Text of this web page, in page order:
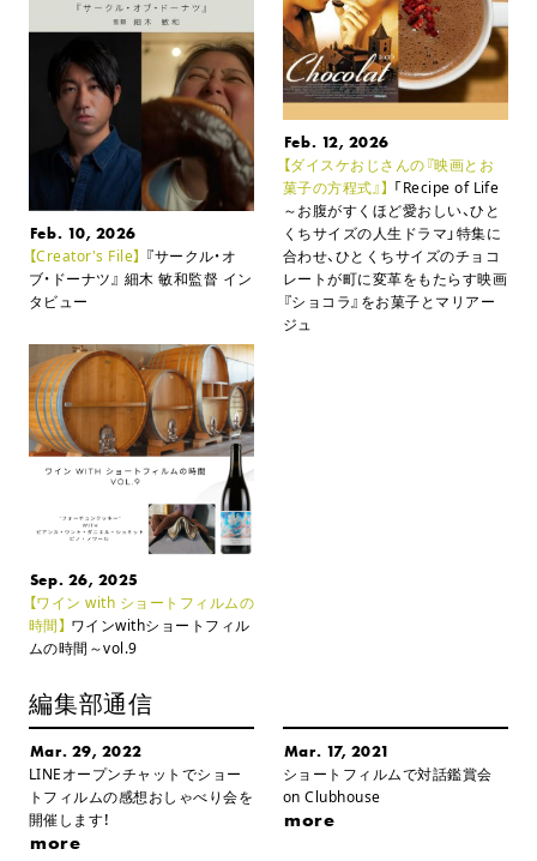
Feb. 12, 2026
【ダイスケおじさんの『映画とお
菓子の方程式』】 「Recipe of Life
～お腹がすくほど愛おしい、ひと
くちサイズの人生ドラマ」特集に
合わせ、ひとくちサイズのチョコ
レートが町に変革をもたらす映画
『ショコラ』をお菓子とマリアー
ジュ
Feb. 10, 2026
【Creator's File】 『サークル・オ
ブ・ドーナツ』 細木 敏和監督 イン
タビュー
Sep. 26, 2025
【ワイン with ショートフィルムの
時間】 ワインwithショートフィル
ムの時間～vol.9
編集部通信
Mar. 29, 2022
LINEオープンチャットでショー
トフィルムの感想おしゃべり会を
開催します！
more
Mar. 17, 2021
ショートフィルムで対話鑑賞会
on Clubhouse
more